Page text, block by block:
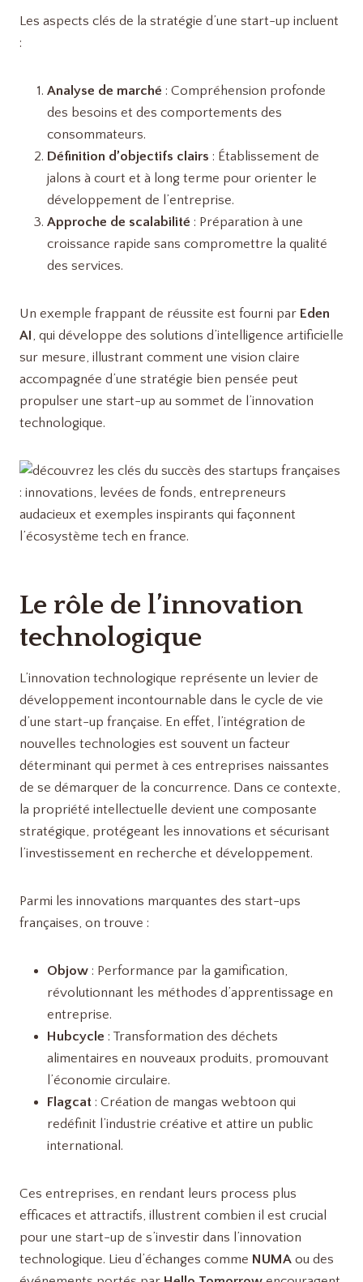
Les aspects clés de la stratégie d’une start-up incluent
:
Analyse de marché : Compréhension profonde
des besoins et des comportements des
consommateurs.
Définition d’objectifs clairs : Établissement de
jalons à court et à long terme pour orienter le
développement de l’entreprise.
Approche de scalabilité : Préparation à une
croissance rapide sans compromettre la qualité
des services.
Un exemple frappant de réussite est fourni par Eden
AI, qui développe des solutions d’intelligence artificielle
sur mesure, illustrant comment une vision claire
accompagnée d’une stratégie bien pensée peut
propulser une start-up au sommet de l’innovation
technologique.
Le rôle de l’innovation
technologique
L’innovation technologique représente un levier de
développement incontournable dans le cycle de vie
d’une start-up française. En effet, l’intégration de
nouvelles technologies est souvent un facteur
déterminant qui permet à ces entreprises naissantes
de se démarquer de la concurrence. Dans ce contexte,
la propriété intellectuelle devient une composante
stratégique, protégeant les innovations et sécurisant
l’investissement en recherche et développement.
Parmi les innovations marquantes des start-ups
françaises, on trouve :
Objow : Performance par la gamification,
révolutionnant les méthodes d’apprentissage en
entreprise.
Hubcycle : Transformation des déchets
alimentaires en nouveaux produits, promouvant
l’économie circulaire.
Flagcat : Création de mangas webtoon qui
redéfinit l’industrie créative et attire un public
international.
Ces entreprises, en rendant leurs process plus
efficaces et attractifs, illustrent combien il est crucial
pour une start-up de s’investir dans l’innovation
technologique. Lieu d’échanges comme NUMA ou des